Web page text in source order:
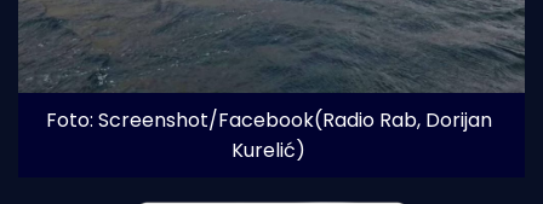
Foto: Screenshot/Facebook(Radio Rab, Dorijan
Kurelić)